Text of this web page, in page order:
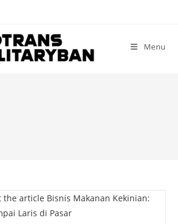
Menu